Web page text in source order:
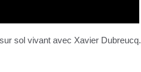
sol vivant avec Xavier Dubreucq.